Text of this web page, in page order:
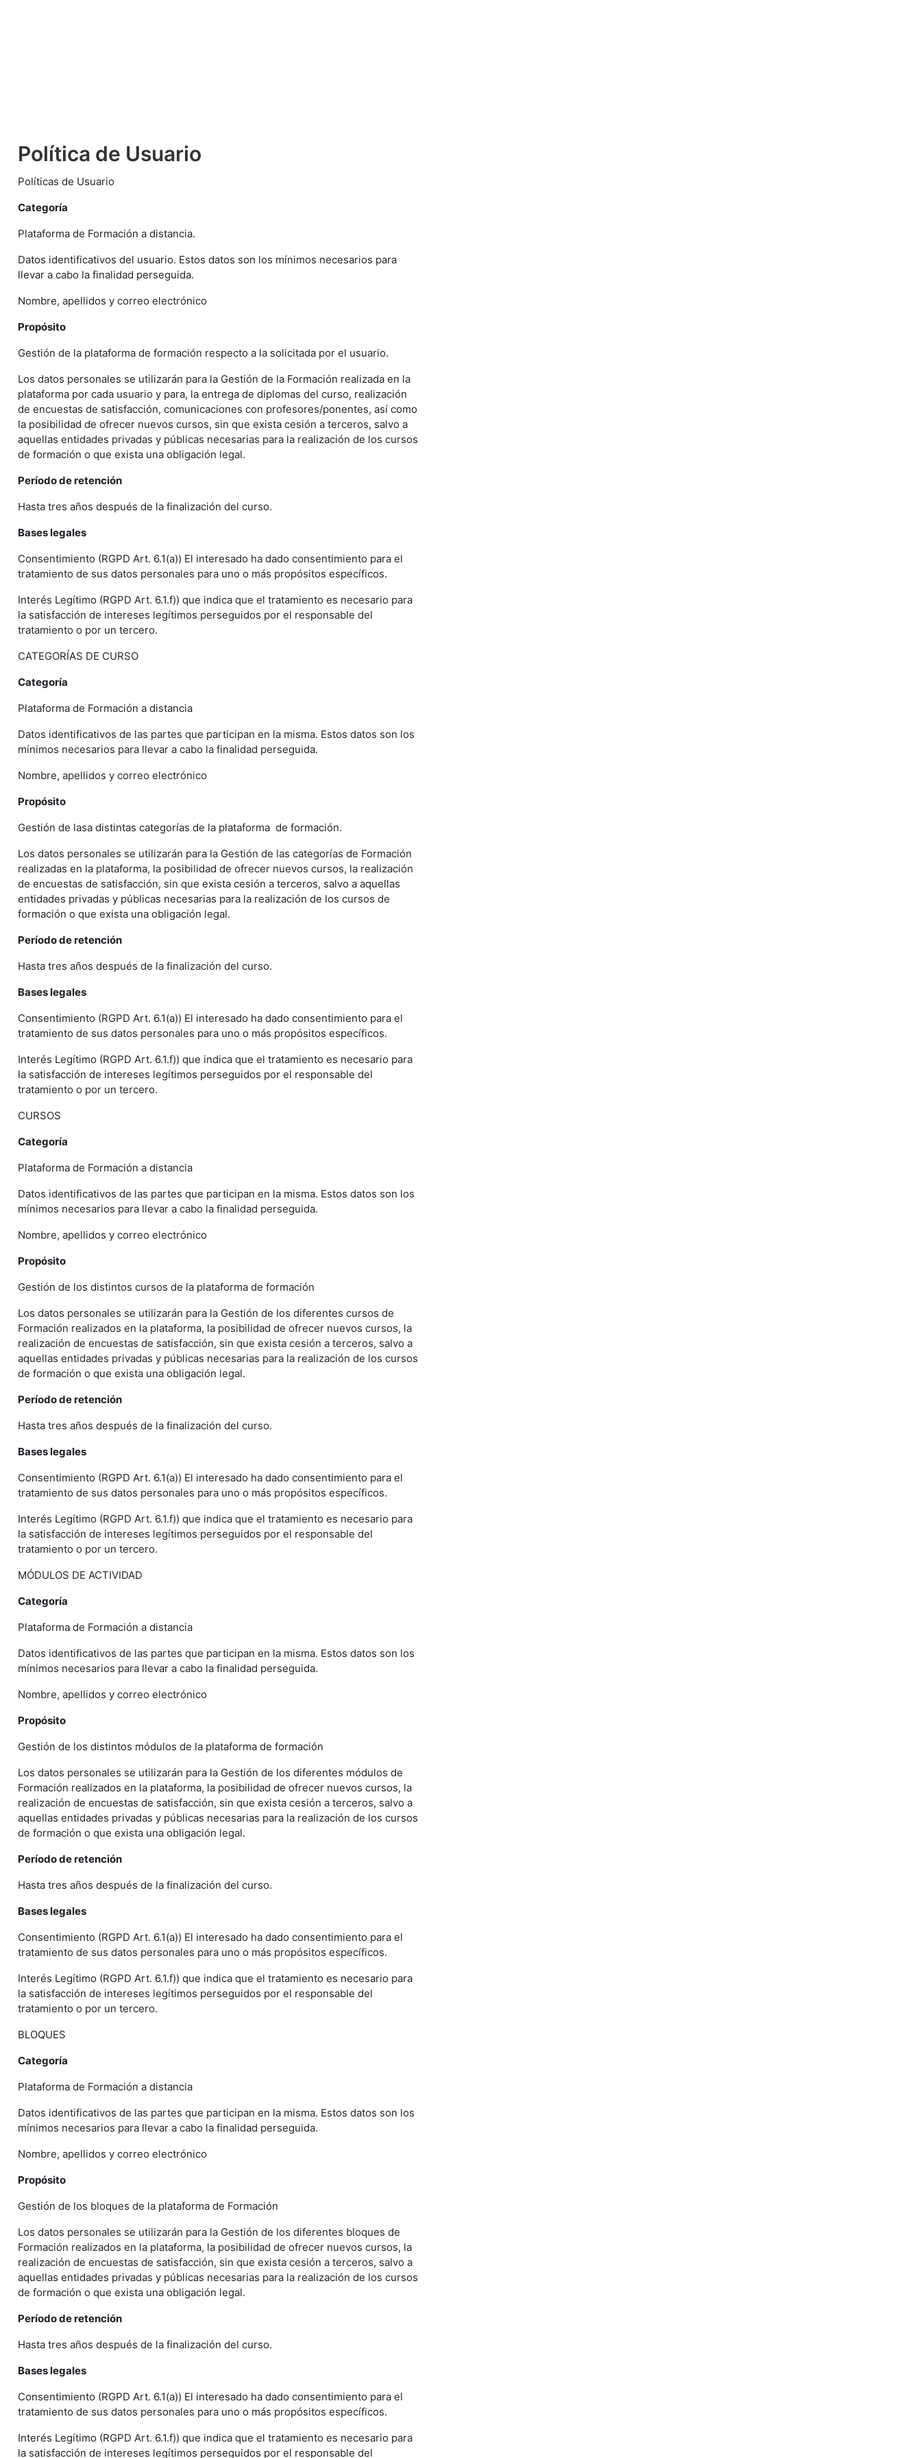
Política de Usuario
Políticas de Usuario
Categoría
Plataforma de Formación a distancia.
Datos identificativos del usuario. Estos datos son los mínimos necesarios para
llevar a cabo la finalidad perseguida.
Nombre, apellidos y correo electrónico
Propósito
Gestión de la plataforma de formación respecto a la solicitada por el usuario.
Los datos personales se utilizarán para la Gestión de la Formación realizada en la
plataforma por cada usuario y para, la entrega de diplomas del curso, realización
de encuestas de satisfacción, comunicaciones con profesores/ponentes, así como
la posibilidad de ofrecer nuevos cursos, sin que exista cesión a terceros, salvo a
aquellas entidades privadas y públicas necesarias para la realización de los cursos
de formación o que exista una obligación legal.
Período de retención
Hasta tres años después de la finalización del curso.
Bases legales
Consentimiento (RGPD Art. 6.1(a)) El interesado ha dado consentimiento para el
tratamiento de sus datos personales para uno o más propósitos específicos.
Interés Legítimo (RGPD Art. 6.1.f)) que indica que el tratamiento es necesario para
la satisfacción de intereses legítimos perseguidos por el responsable del
tratamiento o por un tercero.
CATEGORÍAS DE CURSO
Categoría
Plataforma de Formación a distancia
Datos identificativos de las partes que participan en la misma. Estos datos son los
mínimos necesarios para llevar a cabo la finalidad perseguida.
Nombre, apellidos y correo electrónico
Propósito
Gestión de lasa distintas categorías de la plataforma de formación.
Los datos personales se utilizarán para la Gestión de las categorías de Formación
realizadas en la plataforma, la posibilidad de ofrecer nuevos cursos, la realización
de encuestas de satisfacción, sin que exista cesión a terceros, salvo a aquellas
entidades privadas y públicas necesarias para la realización de los cursos de
formación o que exista una obligación legal.
Período de retención
Hasta tres años después de la finalización del curso.
Bases legales
Consentimiento (RGPD Art. 6.1(a)) El interesado ha dado consentimiento para el
tratamiento de sus datos personales para uno o más propósitos específicos.
Interés Legítimo (RGPD Art. 6.1.f)) que indica que el tratamiento es necesario para
la satisfacción de intereses legítimos perseguidos por el responsable del
tratamiento o por un tercero.
CURSOS
Categoría
Plataforma de Formación a distancia
Datos identificativos de las partes que participan en la misma. Estos datos son los
mínimos necesarios para llevar a cabo la finalidad perseguida.
Nombre, apellidos y correo electrónico
Propósito
Gestión de los distintos cursos de la plataforma de formación
Los datos personales se utilizarán para la Gestión de los diferentes cursos de
Formación realizados en la plataforma, la posibilidad de ofrecer nuevos cursos, la
realización de encuestas de satisfacción, sin que exista cesión a terceros, salvo a
aquellas entidades privadas y públicas necesarias para la realización de los cursos
de formación o que exista una obligación legal.
Período de retención
Hasta tres años después de la finalización del curso.
Bases legales
Consentimiento (RGPD Art. 6.1(a)) El interesado ha dado consentimiento para el
tratamiento de sus datos personales para uno o más propósitos específicos.
Interés Legítimo (RGPD Art. 6.1.f)) que indica que el tratamiento es necesario para
la satisfacción de intereses legítimos perseguidos por el responsable del
tratamiento o por un tercero.
MÓDULOS DE ACTIVIDAD
Categoría
Plataforma de Formación a distancia
Datos identificativos de las partes que participan en la misma. Estos datos son los
mínimos necesarios para llevar a cabo la finalidad perseguida.
Nombre, apellidos y correo electrónico
Propósito
Gestión de los distintos módulos de la plataforma de formación
Los datos personales se utilizarán para la Gestión de los diferentes módulos de
Formación realizados en la plataforma, la posibilidad de ofrecer nuevos cursos, la
realización de encuestas de satisfacción, sin que exista cesión a terceros, salvo a
aquellas entidades privadas y públicas necesarias para la realización de los cursos
de formación o que exista una obligación legal.
Período de retención
Hasta tres años después de la finalización del curso.
Bases legales
Consentimiento (RGPD Art. 6.1(a)) El interesado ha dado consentimiento para el
tratamiento de sus datos personales para uno o más propósitos específicos.
Interés Legítimo (RGPD Art. 6.1.f)) que indica que el tratamiento es necesario para
la satisfacción de intereses legítimos perseguidos por el responsable del
tratamiento o por un tercero.
BLOQUES
Categoría
Plataforma de Formación a distancia
Datos identificativos de las partes que participan en la misma. Estos datos son los
mínimos necesarios para llevar a cabo la finalidad perseguida.
Nombre, apellidos y correo electrónico
Propósito
Gestión de los bloques de la plataforma de Formación
Los datos personales se utilizarán para la Gestión de los diferentes bloques de
Formación realizados en la plataforma, la posibilidad de ofrecer nuevos cursos, la
realización de encuestas de satisfacción, sin que exista cesión a terceros, salvo a
aquellas entidades privadas y públicas necesarias para la realización de los cursos
de formación o que exista una obligación legal.
Período de retención
Hasta tres años después de la finalización del curso.
Bases legales
Consentimiento (RGPD Art. 6.1(a)) El interesado ha dado consentimiento para el
tratamiento de sus datos personales para uno o más propósitos específicos.
Interés Legítimo (RGPD Art. 6.1.f)) que indica que el tratamiento es necesario para
la satisfacción de intereses legítimos perseguidos por el responsable del